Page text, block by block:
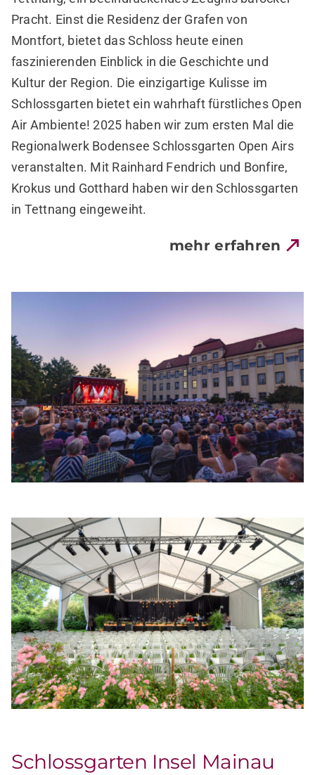
Pracht. Einst die Residenz der Grafen von
Montfort, bietet das Schloss heute einen
faszinierenden Einblick in die Geschichte und
Kultur der Region. Die einzigartige Kulisse im
Schlossgarten bietet ein wahrhaft fürstliches Open
Air Ambiente! 2025 haben wir zum ersten Mal die
Regionalwerk Bodensee Schlossgarten Open Airs
veranstalten. Mit Rainhard Fendrich und Bonfire,
Krokus und Gotthard haben wir den Schlossgarten
in Tettnang eingeweiht.
mehr erfahren
Schlossgarten Insel Mainau